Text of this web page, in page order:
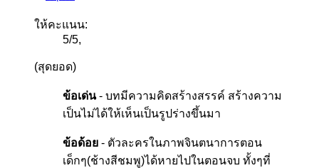
ให้คะแนน:
5/5,
(สุดยอด)
ข้อเด่น- บทมีความคิดสร้างสรรค์ สร้างความ
เป็นไม่ได้ให้เห็นเป็นรูปร่างขึ้นมา
ข้อด้อย - ตัวละครในภาพจินตนาการตอน
เด็กๆ(ช้างสีชมพู)ได้หายไปในตอนจบ ทั้งๆที่